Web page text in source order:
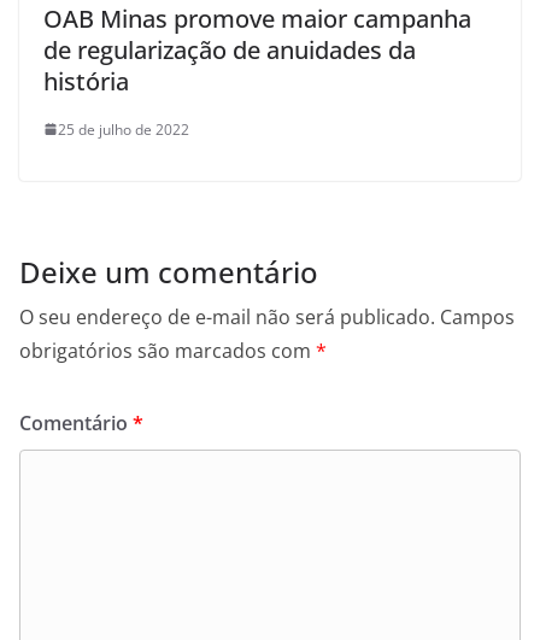
OAB Minas promove maior campanha
de regularização de anuidades da
história
25 de julho de 2022
Deixe um comentário
O seu endereço de e-mail não será publicado. Campos
obrigatórios são marcados com *
Comentário *